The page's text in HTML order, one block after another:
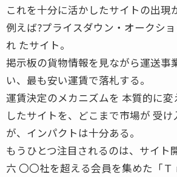
これを十分に活かしたサイトの出現
例えば?プライスダウン・オークシ
れ たサイト。
掲示板の貨物情報を見ながら運送事
い、最も安い運賃で落札する。
運賃決定のメカニズムを 本質的に変
したサイトを、どこまで市場が 受
が、インパクトは十分ある。
もうひとつ注目されるのは、サイト
六 〇〇社を超える会員を集めた「